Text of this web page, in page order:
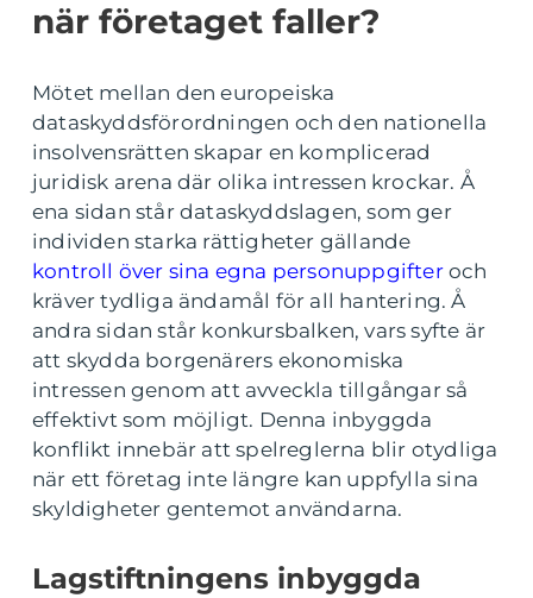
när företaget faller?
Mötet mellan den europeiska
dataskyddsförordningen och den nationella
insolvensrätten skapar en komplicerad
juridisk arena där olika intressen krockar. Å
ena sidan står dataskyddslagen, som ger
individen starka rättigheter gällande
kontroll över sina egna personuppgifteroch
kräver tydliga ändamål för all hantering. Å
andra sidan står konkursbalken, vars syfte är
att skydda borgenärers ekonomiska
intressen genom att avveckla tillgångar så
effektivt som möjligt. Denna inbyggda
konflikt innebär att spelreglerna blir otydliga
när ett företag inte längre kan uppfylla sina
skyldigheter gentemot användarna.
Lagstiftningens inbyggda